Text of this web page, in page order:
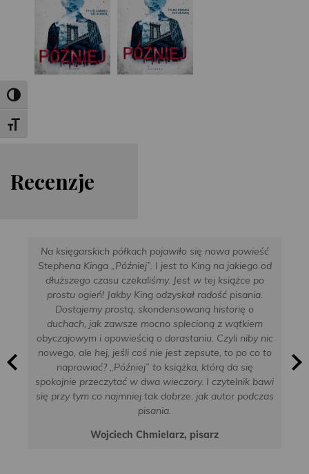
Toggle High Contrast
Toggle Font size
Recenzje
Na księgarskich półkach pojawiło się nowa powieść
Stephena Kinga „Później”. I jest to King na jakiego od
dłuższego czasu czekaliśmy. Jest w tej książce po
prostu ogień! Jakby King odzyskał radość pisania.
Dostajemy prostą, skondensowaną historię o
duchach, jak zawsze mocno splecioną z wątkiem
obyczajowym i opowieścią o dorastaniu. Czyli niby nic
nowego, ale hej, jeśli coś nie jest zepsute, to po co to
naprawiać? „Później” to książka, którą da się
spokojnie przeczytać w dwa wieczory. I czytelnik bawi
się przy tym co najmniej tak dobrze, jak autor podczas
pisania.
Wojciech Chmielarz, pisarz